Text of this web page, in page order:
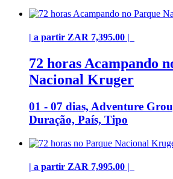
| a partir ZAR 7,395.00 |
72 horas Acampando
Nacional Kruger
01 - 07 dias, Adventure
Duração, País, Tipo
| a partir ZAR 7,995.00 |